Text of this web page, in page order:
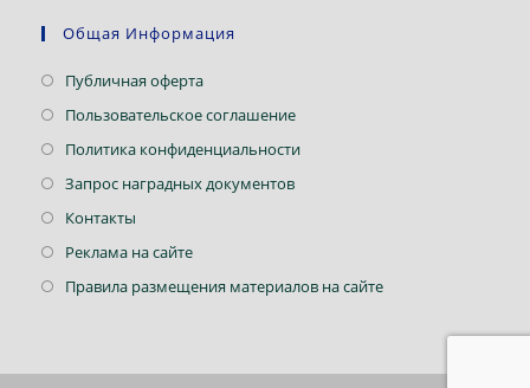
Общая Информация
Публичная офертаОткроется
в
Пользовательское соглашениеОткроется
в
Политика конфиденциальностиОткроется
Запрос наградных документовОткроется
Контакты
в
Реклама на сайтеОткроется
в
Правила размещения материалов на сайтеОткроется
вкладке